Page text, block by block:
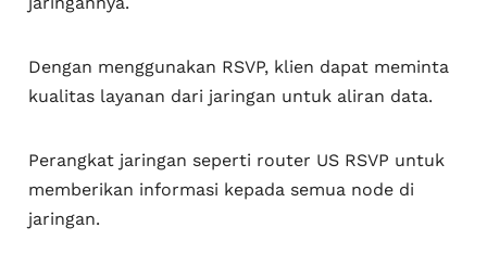
Dengan menggunakan RSVP, klien dapat meminta
kualitas layanan dari jaringan untuk aliran data.
Perangkat jaringan seperti router US RSVP untuk
memberikan informasi kepada semua node di
jaringan.